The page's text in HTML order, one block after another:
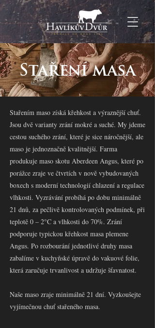
Staření masa
Stařením maso získá křehkost a výraznější chuť.
Jsou dvě varianty zrání mokré a suché. My jdeme
cestou suchého zrání, které je sice náročnější, ale
maso je jednoznačně kvalitnější. Farma
produkuje maso skotu Aberdeen Angus, které po
porážce zraje ve čtvrtích v nově vybudovaných
boxech s moderní technologií chlazení a regulace
vlhkosti. Vyzrávání probíhá po dobu minimálně
21 dnů, za pečlivě kontrolovaných podmínek, při
teplotě 0 – 2°C a vlhkosti do 70%. Zrání
podporuje typickou křehkost masa plemene
Angus. Po rozbourání jednotlivé druhy masa
zabalíme v kuchyňské úpravě do vakuové folie,
která zaručuje trvanlivost a udržuje šťavnatost.
Naše maso zraje minimálně 21 dní. Vyzkoušejte
vyjímečnou chuť stařeného masa.